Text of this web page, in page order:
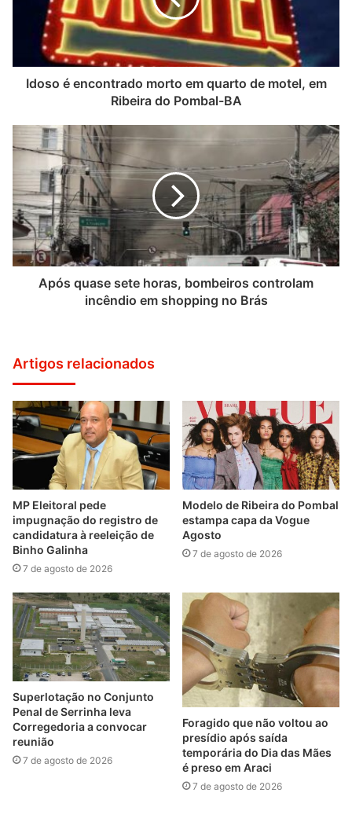
Idoso é encontrado morto em quarto de motel, em
Ribeira do Pombal-BA
Após quase sete horas, bombeiros controlam
incêndio em shopping no Brás
Artigos relacionados
MP Eleitoral pede
impugnação do registro de
candidatura à reeleição de
Binho Galinha
7 de agosto de 2026
Modelo de Ribeira do Pombal
estampa capa da Vogue
Agosto
7 de agosto de 2026
Superlotação no Conjunto
Penal de Serrinha leva
Corregedoria a convocar
reunião
7 de agosto de 2026
Foragido que não voltou ao
presídio após saída
temporária do Dia das Mães
é preso em Araci
7 de agosto de 2026